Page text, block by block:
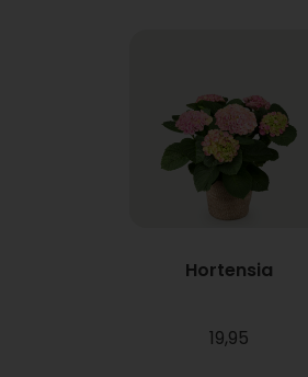
Hortensia
19,95